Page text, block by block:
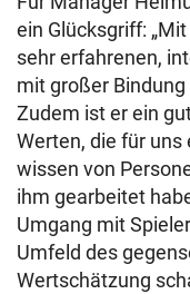
ein Glücksgriff:
sehr erfahrenen,
mit großer
Zudem ist er ein
Werten, die für
wissen von
ihm gearbeitet
Umgang mit
Umfeld des
Wertschätzung